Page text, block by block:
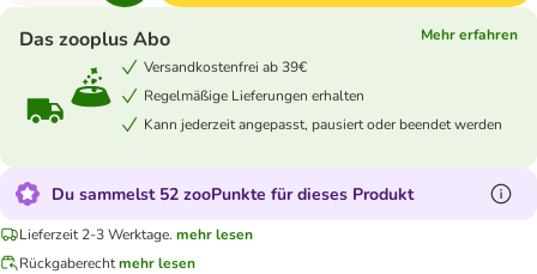
Das zooplus Abo
Mehr erfahren
Versandkostenfrei ab 39€
Regelmäßige Lieferungen erhalten
Kann jederzeit angepasst, pausiert oder beendet werden
Du sammelst 52 zooPunkte für dieses Produkt
Lieferzeit 2-3 Werktage. mehr lesen
Rückgaberechtmehr lesen